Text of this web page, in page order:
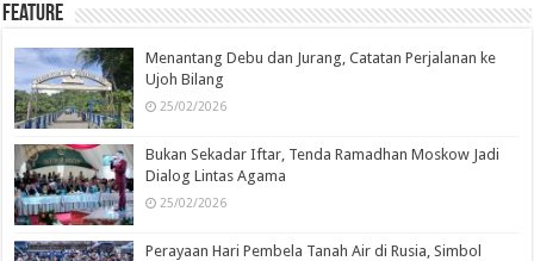
Feature
Menantang Debu dan Jurang, Catatan Perjalanan ke
Ujoh Bilang
25/02/2026
Bukan Sekadar Iftar, Tenda Ramadhan Moskow Jadi
Dialog Lintas Agama
25/02/2026
Perayaan Hari Pembela Tanah Air di Rusia, Simbol